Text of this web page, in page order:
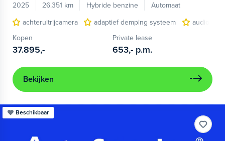
2025
26.351 km Hybride benzine
Automaat
achteruitrijcamera
adaptief demping systeem
audio
Kopen
37.895,-
Private lease
653,- p.m.
Bekijken
Beschikbaar